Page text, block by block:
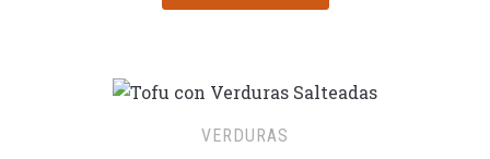
VERDURAS